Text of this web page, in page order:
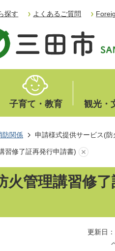
探す よくあるご質問
子育て・教育 観光・
防関係 申請様式提供サービス(
習修了証再発行申請書)
火管理講習修
更新日